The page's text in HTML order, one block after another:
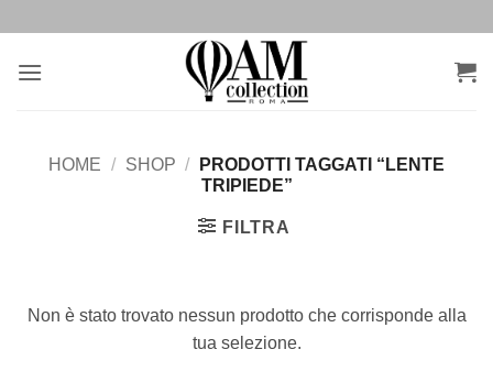
contenuti
HOME / SHOP /
PRODOTTI TAGGATI “LENTE
TRIPIEDE”
FILTRA
Non è stato trovato nessun prodotto che corrisponde alla
tua selezione.